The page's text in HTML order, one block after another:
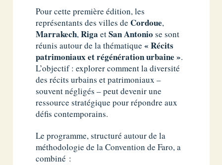
Pour cette première édition, les
représentants des villes de Cordoue,
Marrakech,Riga etSan Antonio se sont
réunis autour de la thématique« Récits
patrimoniaux et régénération urbaine ».
L’objectif : explorer comment la diversité
des récits urbains et patrimoniaux –
souvent négligés – peut devenir une
ressource stratégique pour répondre aux
défis contemporains.
Le programme, structuré autour de la
méthodologie de la Convention de Faro, a
combiné :